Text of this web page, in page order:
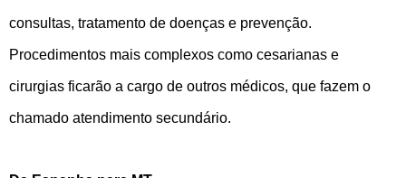
consultas, tratamento de doenças e prevenção.
Procedimentos mais complexos como cesarianas e
cirurgias ficarão a cargo de outros médicos, que fazem o
chamado atendimento secundário.